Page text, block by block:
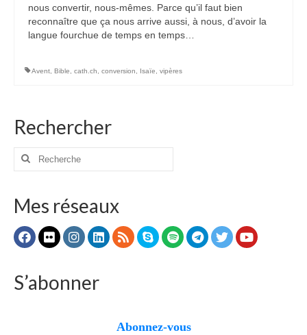
Cath.ch
Echo Magazine – Evangile
Voir
Films, Vidéos, Selfies
Selfies de Mariages
Mon témoignage
EdenCinéma
Vidéos Bibliques
nous convertir, nous-mêmes. Parce qu’il faut bien
reconnaître que ça nous arrive aussi, à nous, d’avoir la
langue fourchue de temps en temps…
Avent Bible cath.ch conversion Isaïe vipères
Rechercher
Rechercher
Mes réseaux
S’abonner
Abonnez-vous